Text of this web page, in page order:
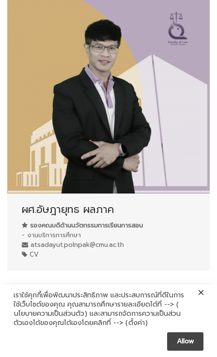
ผศ.อัษฎายุทธ ผลภาค
รองคณบดีด้านนวัตกรรมการเรียนการสอน
- งานบริการการศึกษา
atsadayut.polnpak@cmu.ac.th
CV
เราใช้คุกกี้เพื่อพัฒนาประสิทธิภาพ และประสบการณ์ที่ดีในการ
ใช้เว็บไซต์ของคุณ คุณสามารถศึกษารายละเอียดได้ที่ --> (
นโยบายความเป็นส่วนตัว) และสามารถจัดการความเป็นส่วน
ตัวเองได้ของคุณได้เองโดยคลิกที่ --> (ตั้งค่า)
Allow
Contact us
Open chaty